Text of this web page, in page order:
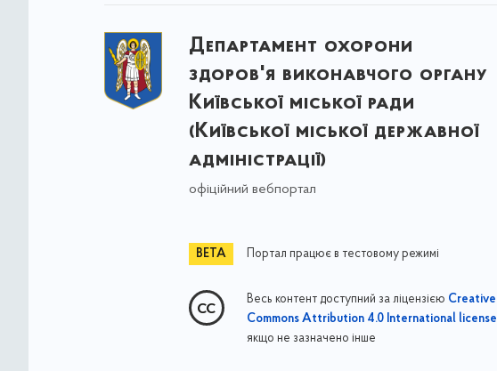
Департамент охорони
здоров'я виконавчого органу
Київської міської ради
(Київської міської державної
адміністрації)
офіційний вебпортал
Портал працює в тестовому режимі
Весь контент доступний за ліцензією Creative
Commons Attribution 4.0 International license
якщо не зазначено інше